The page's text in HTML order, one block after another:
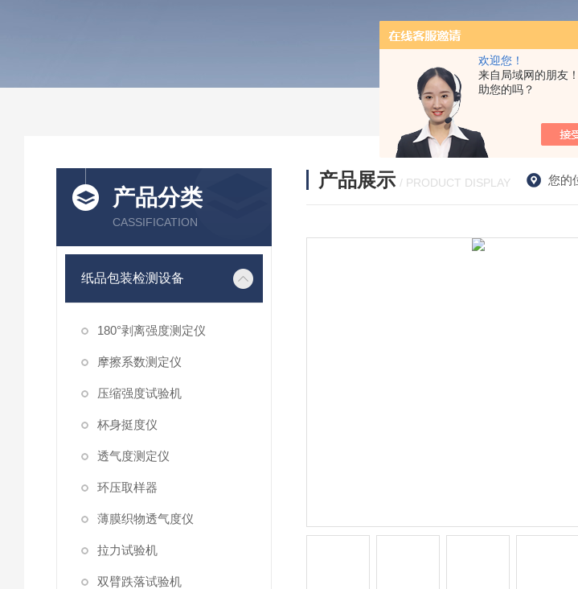
欢迎您！
来自局域网的朋友
助您的吗？
产品分类
CASSIFICATION
纸品包装检测设备
180°剥离强度测定仪
摩擦系数测定仪
压缩强度试验机
杯身挺度仪
透气度测定仪
环压取样器
薄膜织物透气度仪
拉力试验机
双臂跌落试验机
产品展示 / PRODUCT DISPLAY 您的